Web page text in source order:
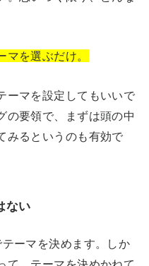
を選ぶだけ。
ーマを設定してもいいで
の要領で、まずは頭の中
みるというのも有効で
ない
ーマを決めます。しか